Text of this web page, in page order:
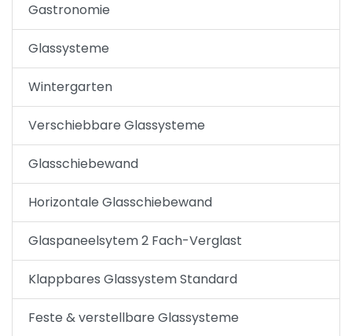
Gastronomie
Glassysteme
Wintergarten
Verschiebbare Glassysteme
Glasschiebewand
Horizontale Glasschiebewand
Glaspaneelsytem 2 Fach-Verglast
Klappbares Glassystem Standard
Feste & verstellbare Glassysteme